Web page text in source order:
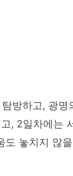
방하고, 광
, 2일차에는
도 놓치지 않